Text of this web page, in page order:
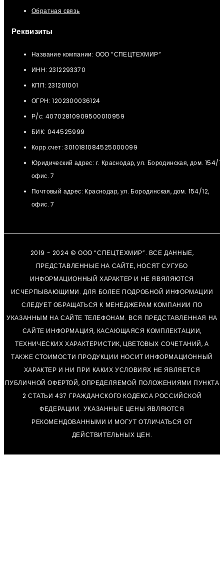
Обратная связь
Реквизиты
Название компании: ООО “СПЕЦТЕХМИР“
ИНН: 2312293370
КПП: 231201001
ОГРН: 1202300036124
Р/с: 40702810909500010959
БИК: 044525999
Корр.счет: 3010181084525000099
Юридический адрес: г. Краснодар, ул. Бородинская, дом. 154/
офис. 7
Почтовый адрес: Краснодар, ул. Бородинская, дом. 154/12,
офис. 7
2019 - 2024 © ООО “СПЕЦТЕХМИР”. ВСЕ ДАННЫЕ,
ПРЕДСТАВЛЕННЫЕ НА САЙТЕ, НОСЯТ СУГУБО
ИНФОРМАЦИОННЫЙ ХАРАКТЕР И НЕ ЯВЯЛЯЮТСЯ
ИСЧЕРПЫВАЮЩИМИ. ДЛЯ БОЛЕЕ ПОДРОБНОЙ ИНФОРМАЦИИ
СЛЕДУЕТ ОБРАЩАТЬСЯ К МЕНЕДЖЕРАМ КОМПАНИИ ПО
УКАЗАННЫМ НА САЙТЕ ТЕЛЕФОНАМ. ВСЯ ПРЕДСТАВЛЕННАЯ НА
САЙТЕ ИНФОРМАЦИЯ, КАСАЮЩАЯСЯ КОМПЛЕКТАЦИИ,
ТЕХНИЧЕСКИХ ХАРАКТЕРИСТИК, ЦВЕТОВЫХ СОЧЕТАНИЙ, А
ТАКЖЕ СТОИМОСТИ ПРОДУКЦИИ НОСИТ ИНФОРМАЦИОННЫЙ
ХАРАКТЕР И НИ ПРИ КАКИХ УСЛОВИЯХ НЕ ЯВЛЯЕТСЯ
ПУБЛИЧНОЙ ОФЕРТОЙ, ОПРЕДЕЛЯЕМОЙ ПОЛОЖЕНИЯМИ ПУНКТА
2 СТАТЬИ 437 ГРАЖДАНСКОГО КОДЕКСА РОССИЙСКОЙ
ФЕДЕРАЦИИ. УКАЗАННЫЕ ЦЕНЫ ЯВЛЯЮТСЯ
РЕКОМЕНДОВАННЫМИ И МОГУТ ОТЛИЧАТЬСЯ ОТ
ДЕЙСТВИТЕЛЬНЫХ ЦЕН.